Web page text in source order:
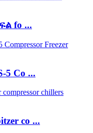
fo ...
Co ...
co ...